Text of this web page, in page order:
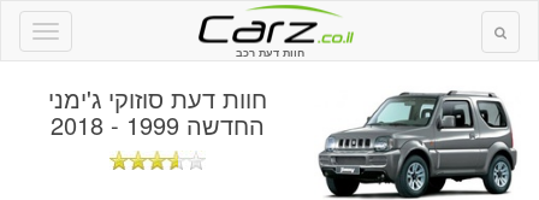
חוות דעת רכב
חוות דעת סוזוקי ג'ימני
החדשה 1999 - 2018